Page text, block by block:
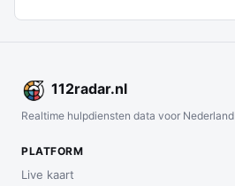
112radar.nl
Realtime hulpdiensten data voor Nederland
PLATFORM
Live kaart